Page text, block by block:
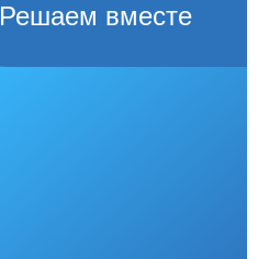
Решаем вместе